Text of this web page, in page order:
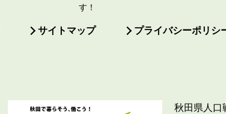
す！
サイトマップ プライバシーポリシ
秋田県人口